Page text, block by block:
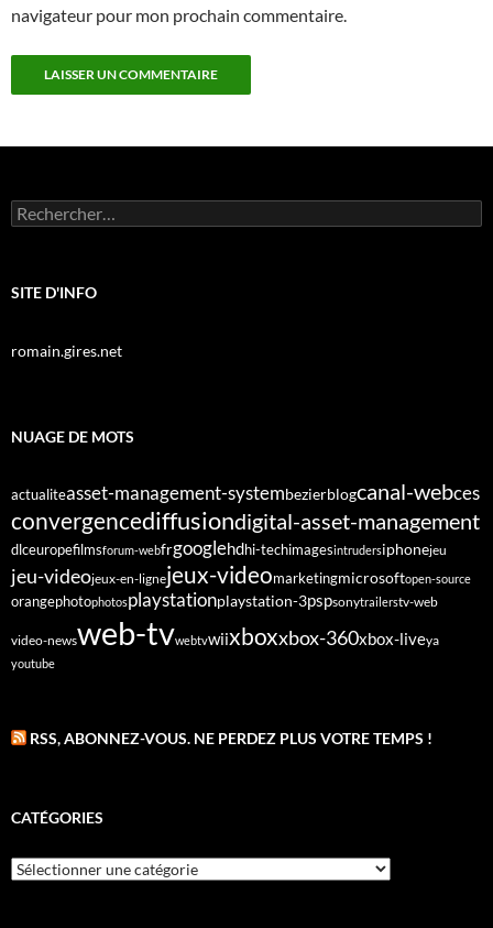
navigateur pour mon prochain commentaire.
Rechercher :
SITE D'INFO
romain.gires.net
NUAGE DE MOTS
actualiteasset-management-systembezierblogcanal-webces
convergencediffusiondigital-asset-management
dlceuropefilmsforum-webfrgooglehdhi-techimagesintrudersiphonejeu
jeu-videojeux-en-lignejeux-videomarketingmicrosoftopen-source
orangephotophotosplaystationplaystation-3pspsonytrailerstv-web
video-newsweb-tvwebtvwiixboxxbox-360xbox-liveya
youtube
RSS, ABONNEZ-VOUS. NE PERDEZ PLUS VOTRE TEMPS !
CATÉGORIES
Catégories